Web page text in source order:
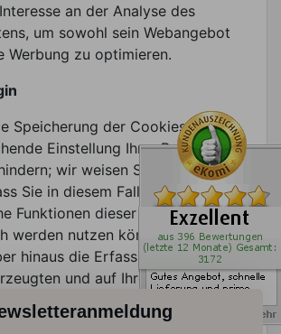
an der Analyse des
um sowohl sein Webangebot
Werbung zu optimieren.
Speicherung der Cookies durch
Einstellung Ihrer Browser-
wir weisen Sie jedoch
Sie in diesem Fall gegebenenfalls
Funktionen dieser Website
werden nutzen können. Sie
hinaus die Erfassung der durch
und auf Ihre Nutzung der
die Verarbeitung dieser Daten